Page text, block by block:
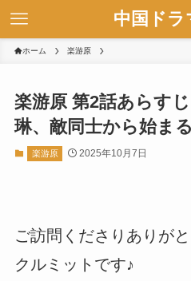
中国ド
ホーム 楽游原
楽游原 第2話あらす
琳、敵同士から始ま
楽游原 2025年10月7日
ご訪問くださりありが
クルミットです♪